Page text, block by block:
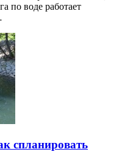
по воде работает
спланировать